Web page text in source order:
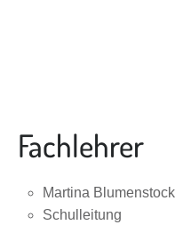
Fachlehrer
Martina
Schulleitung